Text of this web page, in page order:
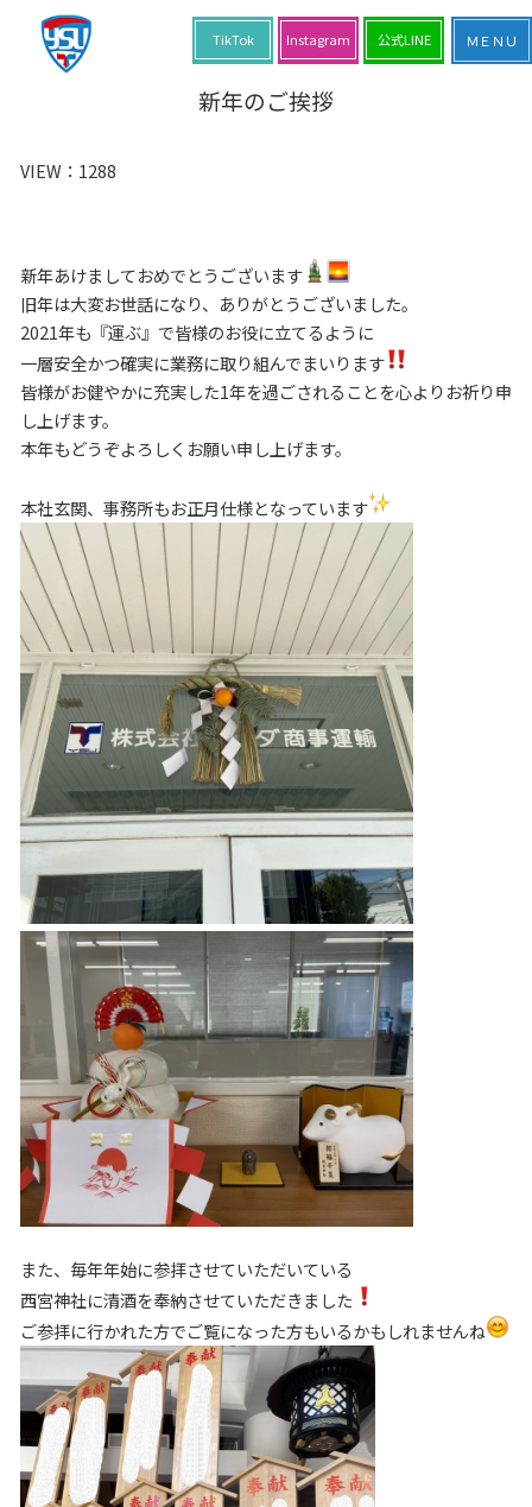
新年のご挨拶
VIEW： 1288
新年あけましておめでとうございます
旧年は大変お世話になり、ありがとうございました。
2021年も『運ぶ』で皆様のお役に立てるように
一層安全かつ確実に業務に取り組んでまいります
皆様がお健やかに充実した1年を過ごされることを心よりお祈り申
し上げます。
本年もどうぞよろしくお願い申し上げます。
本社玄関、事務所もお正月仕様となっています
また、毎年年始に参拝させていただいている
西宮神社に清酒を奉納させていただきました
ご参拝に行かれた方でご覧になった方もいるかもしれませんね
公式LINE
Instagram
TikTok